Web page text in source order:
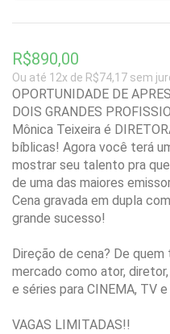
R$890,00
Ou até 12x de R$74,17 sem
OPORTUNIDADE DE
DOIS GRANDES
Mônica Teixeira é
bíblicas! Agora você terá
mostrar seu talento pra
de uma das maiores
Cena gravada em dupla
grande sucesso!
Direção de cena? De
mercado como ator,
e séries para CINEMA, TV
VAGAS LIMITADAS!!